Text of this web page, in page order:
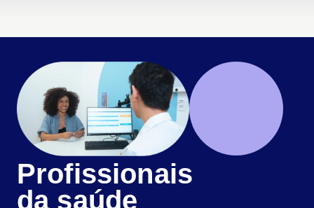
Profissionais
da saúde